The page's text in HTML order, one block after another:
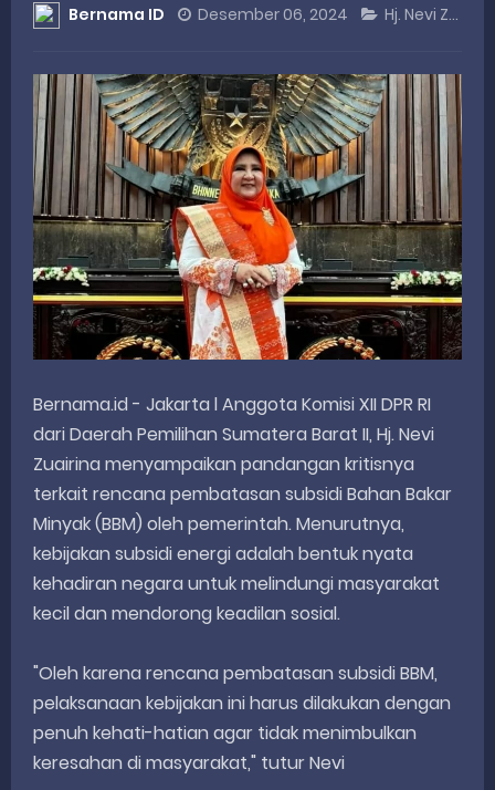
Dialog Inspiratif di Agam, Legislator Nevi Zuairina Sampaikan Hal Ini
Danpusterad Resmi Tutup Program Bakti TNI AD Untuk Rakyat di Kabupaten Kepulauan Mentawai
IHSG Bangkit dan Rupiah Menguat, Rahmat Saleh Apresiasi Gerak Cepat Dasco
Rahmat Saleh Nilai Penataan BUMN Perlu, Asalkan Layanan Publik Tetap Terjaga
Thursday, 6 August
Bernama ID Desember 06, 2024 Hj. Nevi Zuairina
Bernama.id - Jakarta l Anggota Komisi XII DPR RI
dari Daerah Pemilihan Sumatera Barat II, Hj. Nevi
Zuairina menyampaikan pandangan kritisnya
terkait rencana pembatasan subsidi Bahan Bakar
Minyak (BBM) oleh pemerintah. Menurutnya,
kebijakan subsidi energi adalah bentuk nyata
kehadiran negara untuk melindungi masyarakat
kecil dan mendorong keadilan sosial.
"Oleh karena rencana pembatasan subsidi BBM,
pelaksanaan kebijakan ini harus dilakukan dengan
penuh kehati-hatian agar tidak menimbulkan
keresahan di masyarakat," tutur Nevi